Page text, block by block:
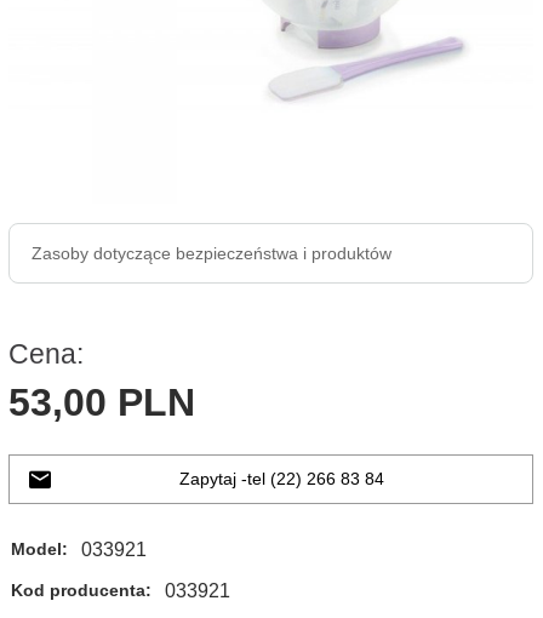
Zasoby dotyczące bezpieczeństwa i produktów
Cena:
53,00 PLN
Zapytaj -tel (22) 266 83 84
Model: 033921
Kod producenta: 033921